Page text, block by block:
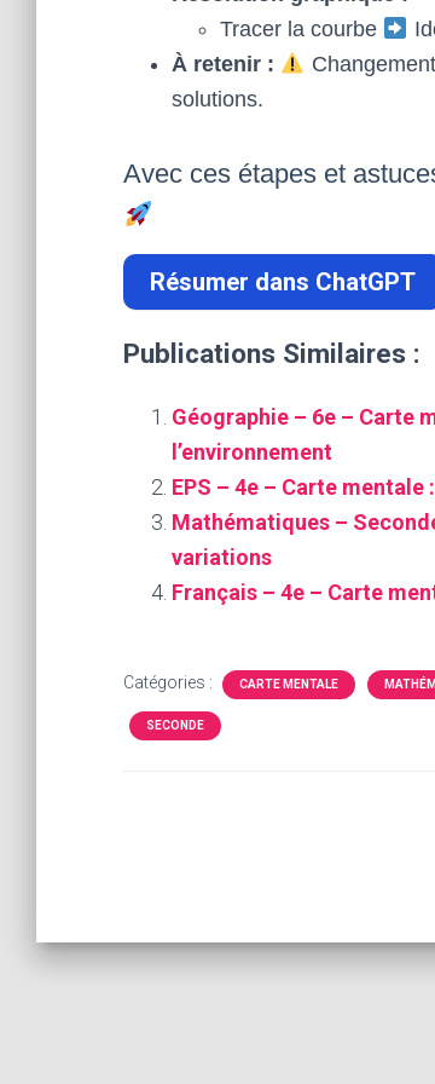
Tracer la courbe
À retenir :
solutions.
Avec ces étapes et
Résumer dans ChatGPT
Publications Similaires :
Géographie – 6e – Carte
l’environnement
EPS – 4e – Carte
Mathématiques –
variations
Français – 4e – Carte
Catégories : CARTE MENTALE
SECONDE